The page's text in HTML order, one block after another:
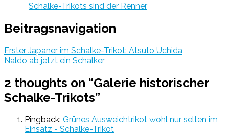
Schalke-Trikots sind der Renner
Beitragsnavigation
Erster Japaner im Schalke-Trikot: Atsuto Uchida
Naldo ab jetzt ein Schalker
2 thoughts on “Galerie historischer
Schalke-Trikots”
Pingback: Grünes Ausweichtrikot wohl nur selten im
Einsatz - Schalke-Trikot